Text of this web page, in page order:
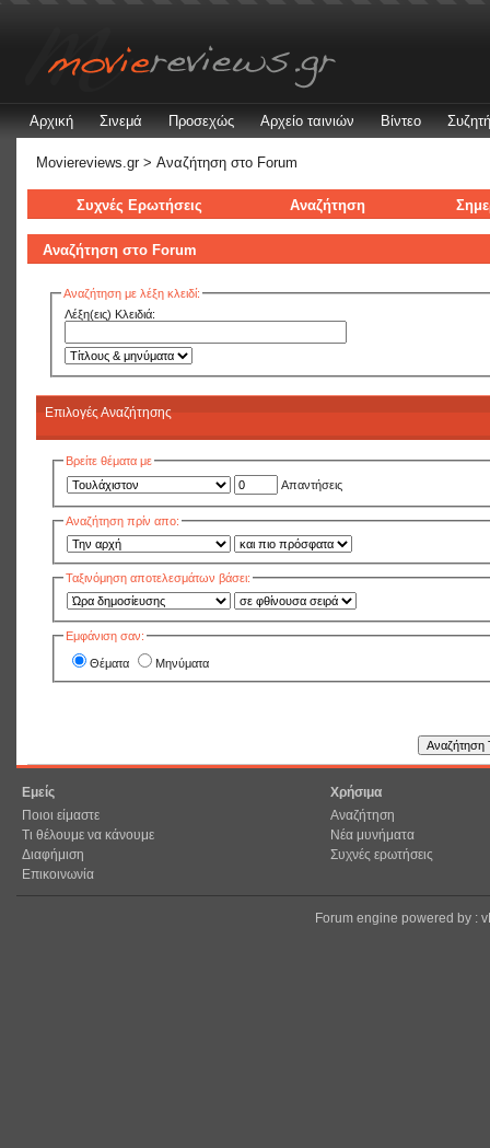
Αρχική Σινεμά Προσεχώς Αρχείο ταινιών Βίντεο
Moviereviews.gr > Αναζήτηση στo Forum
Συχνές Ερωτήσεις Αναζήτηση
Αναζήτηση στo Forum
Αναζήτηση με λέξη κλειδί:
Λέξη(εις) Κλειδιά:
Επιλογές Αναζήτησης
Βρείτε θέματα με
Απαντήσεις
Αναζήτηση πρίν απο:
Ταξινόμηση αποτελεσμάτων βάσει:
Εμφάνιση σαν:
Θέματα Μηνύματα
Εμείς
Ποιοι είμαστε
Τι θέλουμε να κάνουμε
Διαφήμιση
Επικοινωνία
Χρήσιμα
Αναζήτηση
Νέα μυνήματα
Συχνές ερωτήσεις
Forum engine powered by :